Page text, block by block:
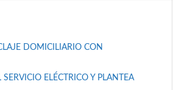
DOMICILIARIO CON
ELÉCTRICO Y PLANTEA